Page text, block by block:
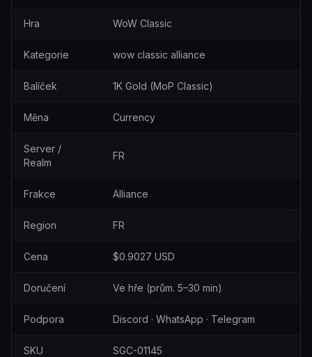
Hra WoW Classic
Kategorie wow classic alliance
Balíček 1K Gold (MoP Classic)
Měna Currency
Server /
Realm
FR
Frakce Alliance
Region FR
Cena $0.9027 USD
Doručení Ve hře (prům. 5–30 min)
Podpora Discord · WhatsApp · Telegram
SKU SGC-01145